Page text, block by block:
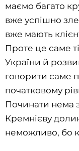
маємо багато
вже успішно
вже мають
Проте це саме
України й
говорити саме
початковому
Починати нема
Кремнієву
неможливо, бо